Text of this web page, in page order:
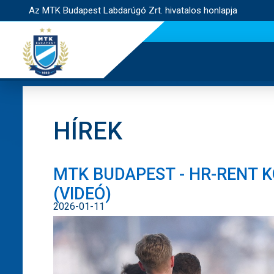
Az MTK Budapest Labdarúgó Zrt. hivatalos honlapja
HÍREK
MTK BUDAPEST - HR-RENT
(VIDEÓ)
2026-01-11